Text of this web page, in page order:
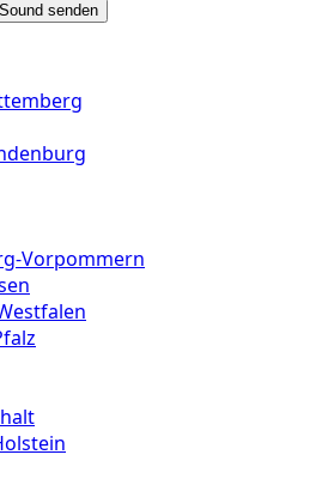
senden
Vorpommern